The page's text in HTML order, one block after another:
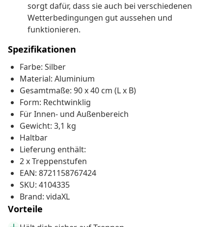
sorgt dafür, dass sie auch bei verschiedenen
Wetterbedingungen gut aussehen und
funktionieren.
Spezifikationen
Farbe: Silber
Material: Aluminium
Gesamtmaße: 90 x 40 cm (L x B)
Form: Rechtwinklig
Für Innen- und Außenbereich
Gewicht: 3,1 kg
Haltbar
Lieferung enthält:
2 x Treppenstufen
EAN: 8721158767424
SKU: 4104335
Brand: vidaXL
Vorteile